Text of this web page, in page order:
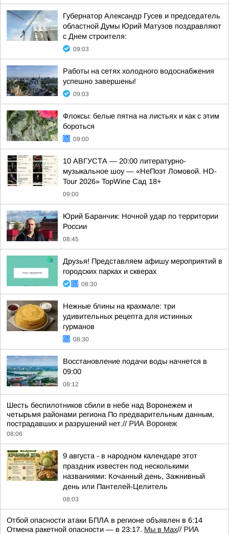
Губернатор Александр Гусев и председатель
областной Думы Юрий Матузов поздравляют
с Днем строителя:
09:03
Работы на сетях холодного водоснабжения
успешно завершены!
09:03
Флоксы: белые пятна на листьях и как с этим
бороться
09:00
10 АВГУСТА — 20:00 литературно-
музыкальное шоу — «НеПоэт Ломовой. HD-
Tour 2026» TopWine Сад 18+
09:00
Юрий Баранчик: Ночной удар по территории
России
08:45
Друзья! Представляем афишу мероприятий в
городских парках и скверах
08:30
Нежные блины на крахмале: три
удивительных рецепта для истинных
гурманов
08:30
Восстановление подачи воды начнется в
09:00
08:12
Шесть беспилотников сбили в небе над Воронежем и
четырьмя районами региона По предварительным данным,
пострадавших и разрушений нет.// РИА Воронеж
08:06
9 августа - в народном календаре этот
праздник известен под несколькими
названиями: Кочанный день, Зажнивный
день или Пантелей-Целитель
08:03
Отбой опасности атаки БПЛА в регионе объявлен в 6:14
Отмена ракетной опасности — в 23:17. Мы в Мах// РИА